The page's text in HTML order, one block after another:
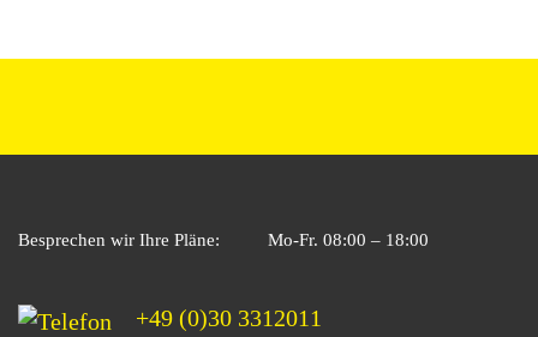
Besprechen wir Ihre Pläne: Mo-Fr. 08:00 – 18:00
+49 (0)30 3312011